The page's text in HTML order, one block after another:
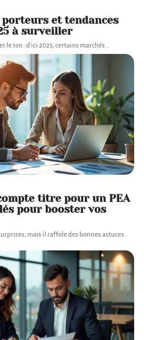
porteurs et tendances
à surveiller
le ton : d'ici 2025, certains marchés
titre pour un PEA
pour booster vos
mais il raffole des bonnes astuces.